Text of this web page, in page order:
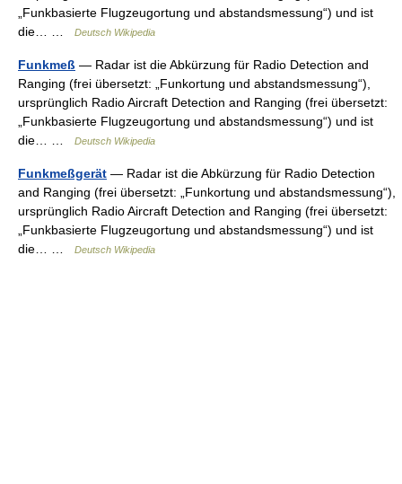
„Funkbasierte Flugzeugortung und abstandsmessung“) und ist
die… …
Deutsch Wikipedia
Funkmeß — Radar ist die Abkürzung für Radio Detection and
Ranging (frei übersetzt: „Funkortung und abstandsmessung“),
ursprünglich Radio Aircraft Detection and Ranging (frei übersetzt:
„Funkbasierte Flugzeugortung und abstandsmessung“) und ist
die… …
Deutsch Wikipedia
Funkmeßgerät — Radar ist die Abkürzung für Radio Detection
and Ranging (frei übersetzt: „Funkortung und abstandsmessung“),
ursprünglich Radio Aircraft Detection and Ranging (frei übersetzt:
„Funkbasierte Flugzeugortung und abstandsmessung“) und ist
die… …
Deutsch Wikipedia